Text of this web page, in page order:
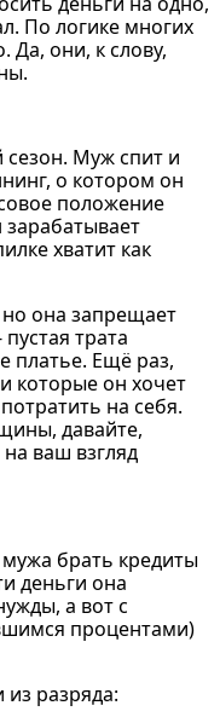
По логике многих
они, к слову,
Муж спит и
о котором он
положение
зарабатывает
хватит как
она запрещает
трата
платье. Ещё раз,
которые он хочет
на себя.
давайте,
ваш взгляд
брать кредиты
деньги она
а вот с
процентами)
разряда: